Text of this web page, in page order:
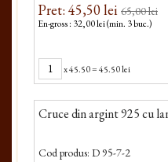
Pret: 45,50 lei 65,00 lei
En-gross : 32,00 lei (min. 3 buc.)
x45.50=45.50 lei
Cruce din argint 925 cu
Cod produs: D 95-7-2